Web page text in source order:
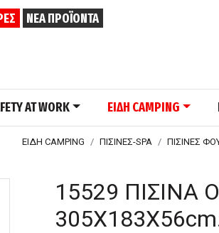
ΝΕΑ ΠΡΟΪΟΝΤΑ
AT WORK ΕΙΔΗ CAMPING
ΕΙΔΗ CAMPING ΠΙΣΙΝΕΣ-SPA ΠΙΣΙΝΕΣ
15529 ΠΙΣΙΝΑ